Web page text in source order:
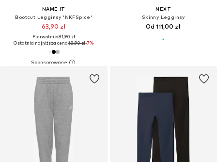
NAME IT
Bootcut Legginsy 'NKFSpice'
63,90 zł
Pierwotnie: 81,90 zł
Ostatnia najniższa cena:68,90 zł-7%
NEXT
Skinny Legginsy
Od 111,00 zł